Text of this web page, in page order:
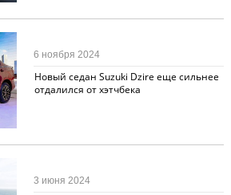
Новый седан Suzuki Dzire еще сильнее
отдалился от хэтчбека
6 ноября 2024
3 июня 2024